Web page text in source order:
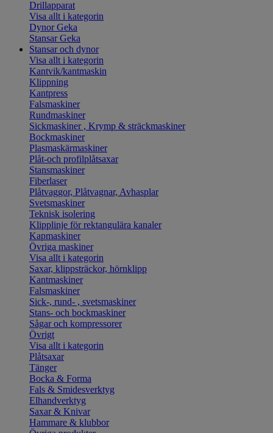
Drillapparat
Visa allt i kategorin
Dynor Geka
Stansar Geka
Stansar och dynor
Visa allt i kategorin
Kantvik/kantmaskin
Klippning
Kantpress
Falsmaskiner
Rundmaskiner
Sickmaskiner , Krymp & sträckmaskiner
Bockmaskiner
Plasmaskärmaskiner
Plåt-och profilplåtsaxar
Stansmaskiner
Fiberlaser
Plåtvaggor, Plåtvagnar, Avhasplar
Svetsmaskiner
Teknisk isolering
Klipplinje för rektangulära kanaler
Kapmaskiner
Övriga maskiner
Visa allt i kategorin
Saxar, klippsträckor, hörnklipp
Kantmaskiner
Falsmaskiner
Sick-, rund- , svetsmaskiner
Stans- och bockmaskiner
Sågar och kompressorer
Övrigt
Visa allt i kategorin
Plåtsaxar
Tänger
Bocka & Forma
Fals & Smidesverktyg
Elhandverktyg
Saxar & Knivar
Hammare & klubbor